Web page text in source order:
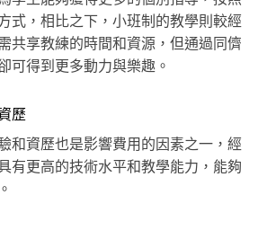
式，相比之下，小班制的教學則較經
共享教練的時間和資源，但通過同儕
可得到更多動力與樂趣。
歷
和資歷也是影響費用的因素之一，經
有更高的技術水平和教學能力，能夠